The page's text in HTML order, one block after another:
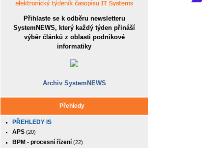
Přihlaste se k odběru newsletteru
SystemNEWS, který každý týden přináší
výběr článků z oblasti podnikové
informatiky
Archiv SystemNEWS
Přehledy
PŘEHLEDY IS
APS (20)
BPM - procesní řízení (22)